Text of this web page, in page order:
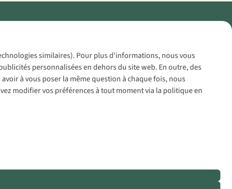
similaires). Pour plus d'informations, nous vous
personnalisées en dehors du site web. En outre, des
à vous poser la même question à chaque fois, nous
modifier vos préférences à tout moment via la politique en